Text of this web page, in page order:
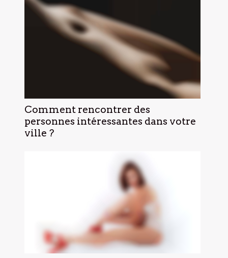
Comment rencontrer des
personnes intéressantes dans votre
ville ?